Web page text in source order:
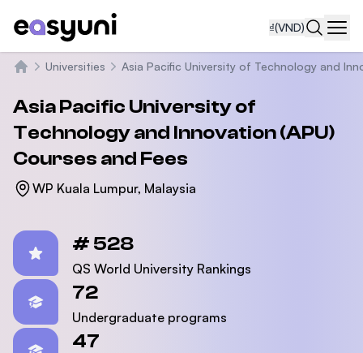
₫(VND)
Universities Asia Pacific University of Technology and
Asia Pacific University of
Technology and Innovation (APU)
Courses and Fees
WP Kuala Lumpur, Malaysia
# 528
QS World University Rankings
72
Undergraduate programs
47